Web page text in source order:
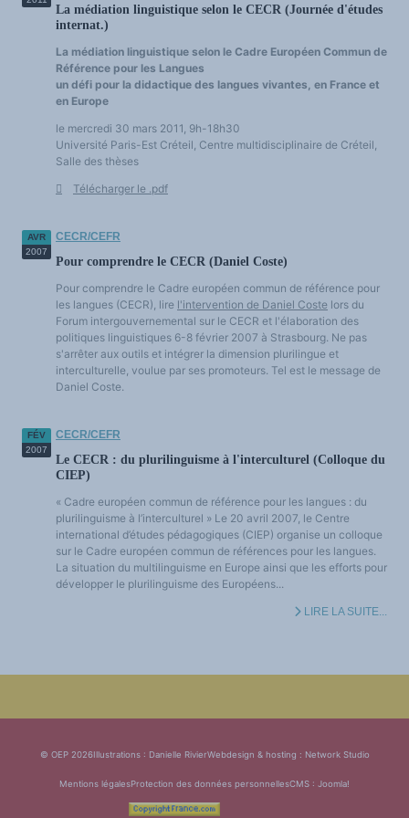
La médiation linguistique selon le CECR (Journée d'études
internat.)
La médiation linguistique selon le Cadre Européen Commun de
Référence pour les Langues
un défi pour la didactique des langues vivantes, en France et
en Europe
le mercredi 30 mars 2011, 9h-18h30
Université Paris-Est Créteil, Centre multidisciplinaire de Créteil,
Salle des thèses
Télécharger le .pdf
AVR
2007
CECR/CEFR
Pour comprendre le CECR (Daniel Coste)
Pour comprendre le Cadre européen commun de référence pour
les langues (CECR), lire l'intervention de Daniel Coste lors du
Forum intergouvernemental sur le CECR et l'élaboration des
politiques linguistiques 6-8 février 2007 à Strasbourg. Ne pas
s'arrêter aux outils et intégrer la dimension plurilingue et
interculturelle, voulue par ses promoteurs. Tel est le message de
Daniel Coste.
FÉV
2007
CECR/CEFR
Le CECR : du plurilinguisme à l'interculturel (Colloque du
CIEP)
« Cadre européen commun de référence pour les langues : du
plurilinguisme à l’interculturel » Le 20 avril 2007, le Centre
international d’études pédagogiques (CIEP) organise un colloque
sur le Cadre européen commun de références pour les langues.
La situation du multilinguisme en Europe ainsi que les efforts pour
développer le plurilinguisme des Européens...
LIRE LA SUITE...
© OEP 2026Illustrations : Danielle RivierWebdesign & hosting : Network Studio
Mentions légalesProtection des données personnellesCMS : Joomla!